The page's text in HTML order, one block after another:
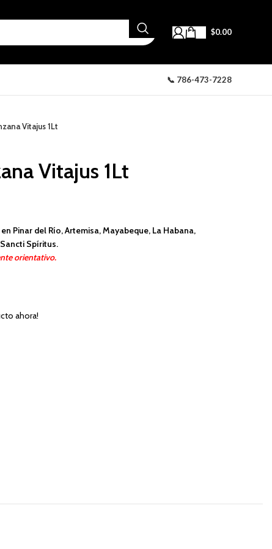
$0.00
📞 786-473-7228
Vitajus 1Lt
Vitajus 1Lt
Pinar del Río, Artemisa, Mayabeque, La Habana,
Spíritus.
orientativo.
ahora!